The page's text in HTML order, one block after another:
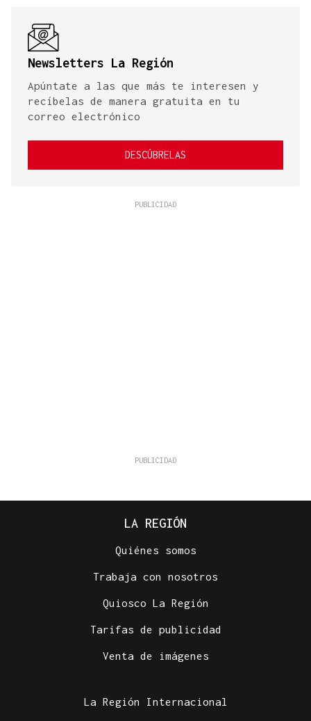
Newsletters La Región
Apúntate a las que más te interesen y
recíbelas de manera gratuita en tu
correo electrónico
DESCÚBRELAS
LA REGIÓN
Quiénes somos
Trabaja con nosotros
Quiosco La Región
Tarifas de publicidad
Venta de imágenes
La Región Internacional